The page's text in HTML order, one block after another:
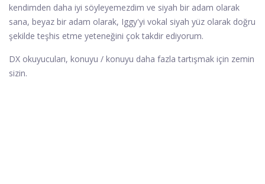
kendimden daha iyi söyleyemezdim ve siyah bir adam olarak
sana, beyaz bir adam olarak, Iggy'yi vokal siyah yüz olarak doğru
şekilde teşhis etme yeteneğini çok takdir ediyorum.
DX okuyucuları, konuyu / konuyu daha fazla tartışmak için zemin
sizin.